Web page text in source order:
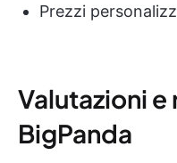
Prezzi
Valutazioni
BigPanda